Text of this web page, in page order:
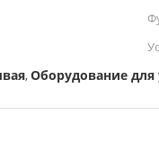
,Оборудование